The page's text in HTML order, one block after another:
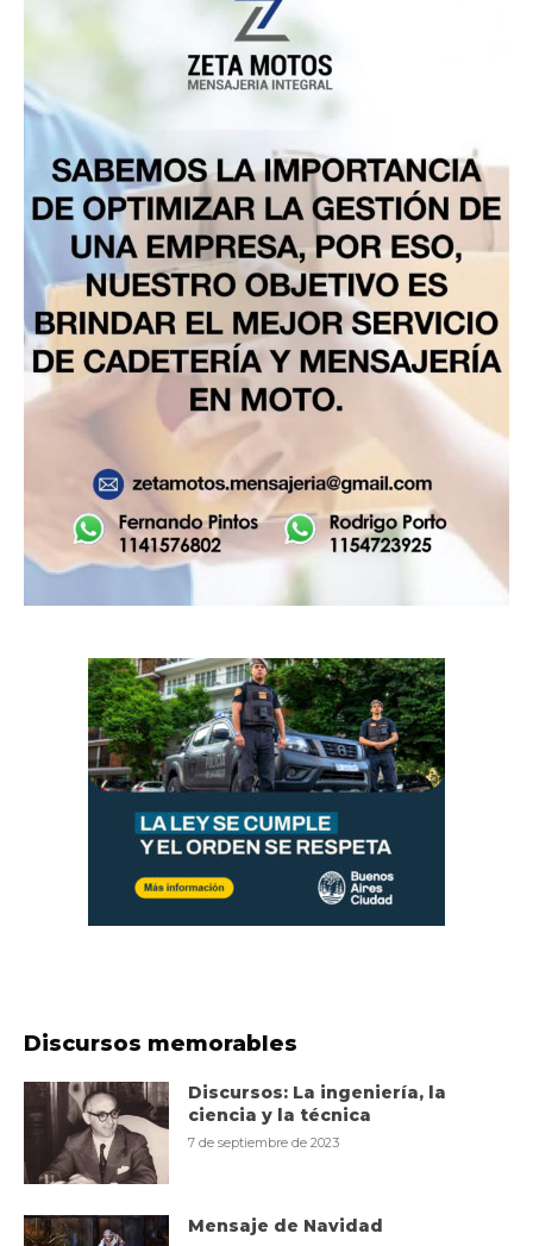
Discursos memorables
Discursos: La ingeniería, la
ciencia y la técnica
7 de septiembre de 2023
Mensaje de Navidad